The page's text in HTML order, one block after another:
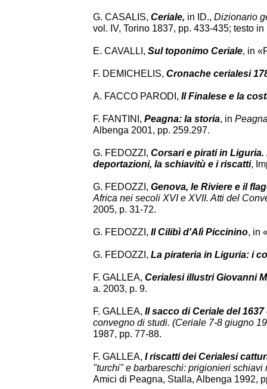
G. CASALIS, Ceriale, in ID., Dizionario
vol. IV, Torino 1837, pp. 433-435; testo in
E. CAVALLI, Sul toponimo Ceriale, in
F. DEMICHELIS, Cronache cerialesi
A. FACCO PARODI, Il Finalese e la
F. FANTINI, Peagna: la storia, in
Albenga 2001, pp. 259.297.
G. FEDOZZI, Corsari e pirati in
deportazioni, la schiavitù e i riscatti,
G. FEDOZZI, Genova, le Riviere e il
Africa nei secoli XVI e XVII. Atti del
2005, p. 31-72.
G. FEDOZZI, Il Cilibì d'Alì Piccinino, in
G. FEDOZZI, La pirateria in Liguria: i
F. GALLEA, Cerialesi illustri Giovanni
a. 2003, p. 9.
F. GALLEA, Il sacco di Ceriale del 1637
convegno di studi. (Ceriale 7-8 giugno
1987, pp. 77-88.
F. GALLEA, I riscatti dei Cerialesi
"turchi" e barbareschi: prigionieri schiavi
Amici di Peagna, Stalla, Albenga 1992,